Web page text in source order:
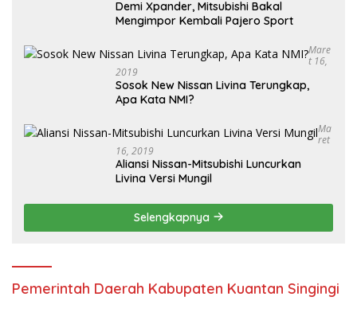
Demi Xpander, Mitsubishi Bakal
Mengimpor Kembali Pajero Sport
Mare
T 16,
2019
Sosok New Nissan Livina Terungkap,
Apa Kata NMI?
Ma
Ret
16, 2019
Aliansi Nissan-Mitsubishi Luncurkan
Livina Versi Mungil
Selengkapnya
Pemerintah Daerah Kabupaten Kuantan Singingi